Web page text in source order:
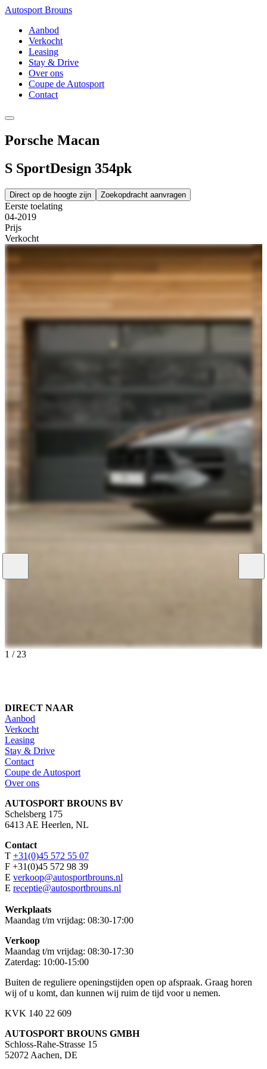
Autosport Brouns
Aanbod
Verkocht
Leasing
Stay & Drive
Over ons
Coupe de Autosport
Contact
Porsche Macan
S SportDesign 354pk
Direct op de hoogte zijn Zoekopdracht aanvragen
Eerste toelating
04-2019
Prijs
Verkocht
1 / 23
DIRECT NAAR
Aanbod
Verkocht
Leasing
Stay & Drive
Contact
Coupe de Autosport
Over ons
AUTOSPORT BROUNS BV
Schelsberg 175
6413 AE Heerlen, NL
Contact
T +31(0)45 572 55 07
F +31(0)45 572 98 39
E verkoop@autosportbrouns.nl
E receptie@autosportbrouns.nl
Werkplaats
Maandag t/m vrijdag: 08:30-17:00
Verkoop
Maandag t/m vrijdag: 08:30-17:30
Zaterdag: 10:00-15:00
Buiten de reguliere openingstijden open op afspraak. Graag horen
wij of u komt, dan kunnen wij ruim de tijd voor u nemen.
KVK 140 22 609
AUTOSPORT BROUNS GMBH
Schloss-Rahe-Strasse 15
52072 Aachen, DE